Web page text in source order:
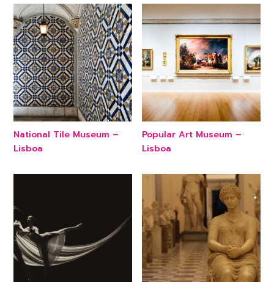
National Tile Museum –
Lisboa
Popular Art Museum –
Lisboa